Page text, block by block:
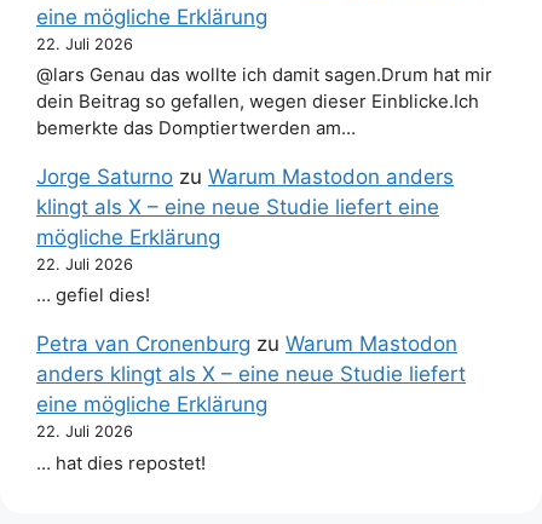
eine mögliche Erklärung
22. Juli 2026
@lars Genau das wollte ich damit sagen.Drum hat mir
dein Beitrag so gefallen, wegen dieser Einblicke.Ich
bemerkte das Domptiertwerden am…
Jorge Saturno zu Warum Mastodon anders
klingt als X – eine neue Studie liefert eine
mögliche Erklärung
22. Juli 2026
… gefiel dies!
Petra van Cronenburg zu Warum Mastodon
anders klingt als X – eine neue Studie liefert
eine mögliche Erklärung
22. Juli 2026
… hat dies repostet!